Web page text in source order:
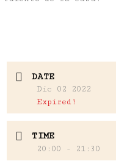
DATE
Dic 02 2022
Expired!
TIME
20:00 - 21:30